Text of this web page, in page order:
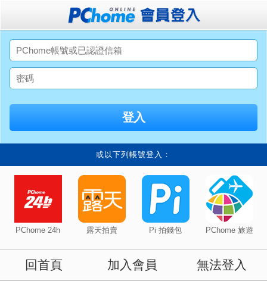
或以下列帳號登入：
PChome 24h 露天拍賣 Pi 拍錢包 PChome 旅遊
回首頁 加入會員 無法登入